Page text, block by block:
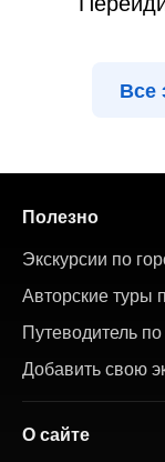
Все
Полезно
Экскурсии по
Авторские туры
Путеводитель
Добавить свою
О сайте